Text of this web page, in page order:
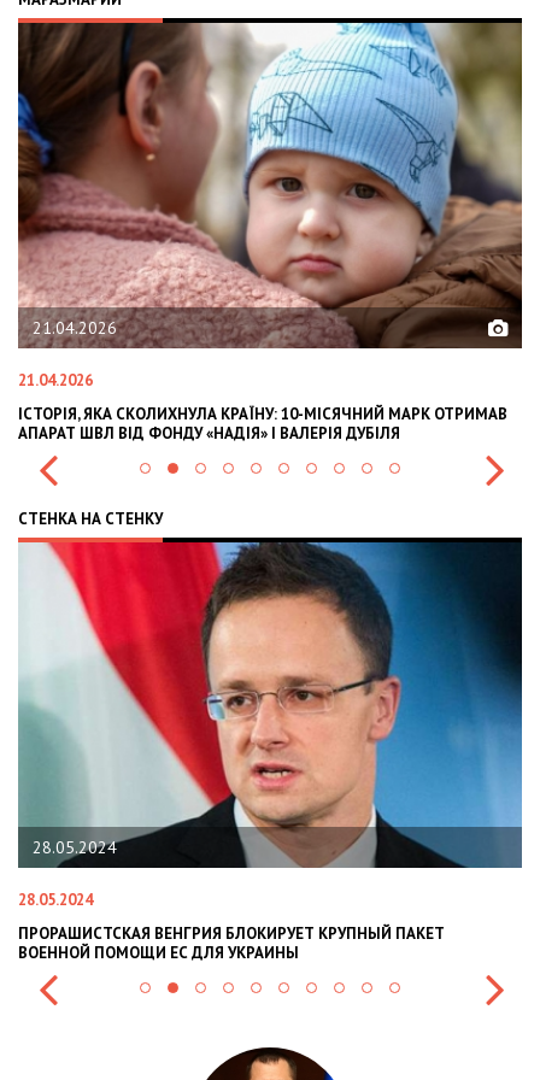
21.04.2026
21.04.2026
ІСТОРІЯ, ЯКА СКОЛИХНУЛА КРАЇНУ: 10-МІСЯЧНИЙ МАРК ОТРИМАВ
АПАРАТ ШВЛ ВІД ФОНДУ «НАДІЯ» І ВАЛЕРІЯ ДУБІЛЯ
СТЕНКА НА СТЕНКУ
28.05.2024
28.05.2024
ПРОРАШИСТСКАЯ ВЕНГРИЯ БЛОКИРУЕТ КРУПНЫЙ ПАКЕТ
ВОЕННОЙ ПОМОЩИ ЕС ДЛЯ УКРАИНЫ